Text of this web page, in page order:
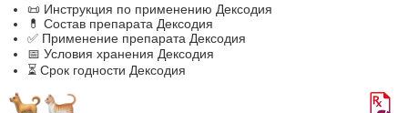
📜 Инструкция по применению Дексодия
💊 Состав препарата Дексодия
✅ Применение препарата Дексодия
📅 Условия хранения Дексодия
⏳ Срок годности Дексодия